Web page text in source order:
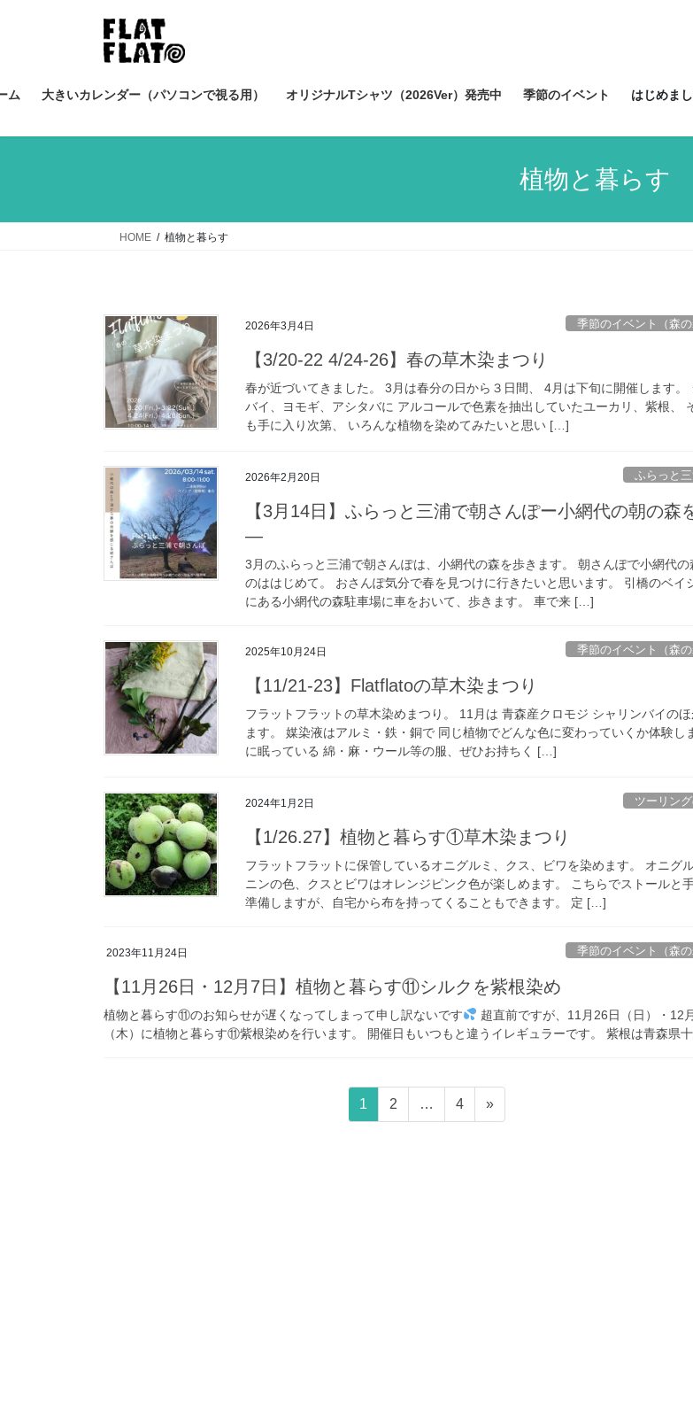
ツ
ス
シ
ン
ム 大きいカレンダー（パソコンで視る用） オリジナルTシャツ（2026Ver）発売中 季節のイベント はじめま
植物と暮らす
HOME 植物と暮らす
2026年3月4日 季節のイベント（森の
【3/20-22 4/24-26】春の草木染まつり
春が近づいてきました。 3月は春分の日から３日間、 4月は下旬に開催します。
バイ、ヨモギ、アシタバに アルコールで色素を抽出していたユーカリ、紫根、
も手に入り次第、 いろんな植物を染めてみたいと思い […]
2026年2月20日 ふらっと
【3月14日】ふらっと三浦で朝さんぽー小網代の朝の森
―
3月のふらっと三浦で朝さんぽは、小網代の森を歩きます。 朝さんぽで小網代の
のははじめて。 おさんぽ気分で春を見つけに行きたいと思います。 引橋のベイ
にある小網代の森駐車場に車をおいて、歩きます。 車で来 […]
2025年10月24日 季節のイベント（森の
【11/21-23】Flatflatoの草木染まつり
フラットフラットの草木染めまつり。 11月は 青森産クロモジ シャリンバイの
ます。 媒染液はアルミ・鉄・銅で 同じ植物でどんな色に変わっていくか体験し
に眠っている 綿・麻・ウール等の服、ぜひお持ちく […]
2024年1月2日 ツーリン
【1/26.27】植物と暮らす①草木染まつり
フラットフラットに保管しているオニグルミ、クス、ビワを染めます。 オニグ
ニンの色、クスとビワはオレンジピンク色が楽しめます。 こちらでストールと
準備しますが、自宅から布を持ってくることもできます。 定 […]
2023年11月24日 季節のイベント（森の
【11月26日・12月7日】植物と暮らす⑪シルクを紫根染め
植物と暮らす⑪のお知らせが遅くなってしまって申し訳ないです
超直前ですが、11月26日（日）・12
（木）に植物と暮らす⑪紫根染めを行います。 開催日もいつもと違うイレギュラーです。 紫根は青森県
固
定
1
固
定
2 …
固
定
4 »